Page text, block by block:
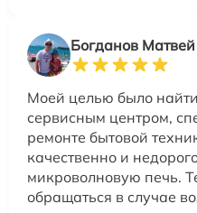
Богданов Матвей
Моей целью было
сервисным центром,
ремонте бытовой
качественно и
микроволновую печь.
обращаться в случае